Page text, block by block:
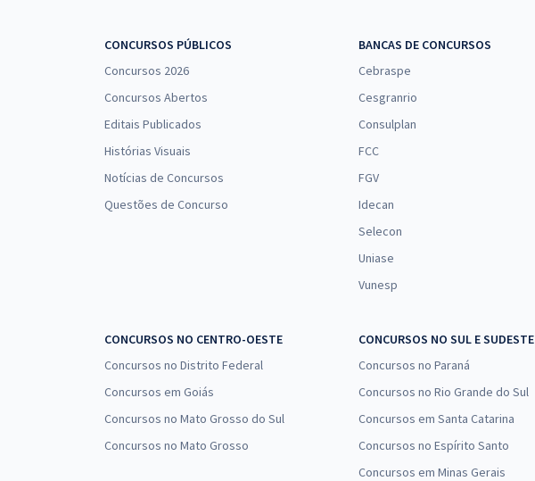
CONCURSOS PÚBLICOS
Concursos 2026
Concursos Abertos
Editais Publicados
Histórias Visuais
Notícias de Concursos
Questões de Concurso
BANCAS DE CONCURSOS
Cebraspe
Cesgranrio
Consulplan
FCC
FGV
Idecan
Selecon
Uniase
Vunesp
CONCURSOS NO CENTRO-OESTE
Concursos no Distrito Federal
Concursos em Goiás
Concursos no Mato Grosso do Sul
Concursos no Mato Grosso
CONCURSOS NO SUL E SUDESTE
Concursos no Paraná
Concursos no Rio Grande do Sul
Concursos em Santa Catarina
Concursos no Espírito Santo
Concursos em Minas Gerais